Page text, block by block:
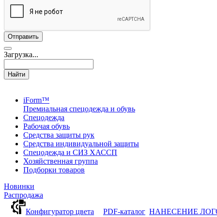
Загрузка...
Найти
iForm™
Премиальная спецодежда и обувь
Спецодежда
Рабочая обувь
Средства защиты рук
Средства индивидуальной защиты
Спецодежда и СИЗ ХАССП
Хозяйственная группа
Подборки товаров
Новинки
Распродажа
Конфигуратор цвета
PDF-каталог НАНЕСЕНИЕ